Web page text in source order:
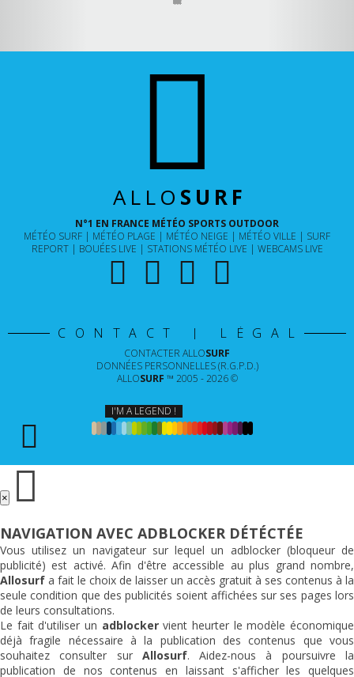
ALLO SURF
N°1 EN FRANCE MÉTÉO SPORTS OUTDOOR
MÉTÉO SURF
MÉTÉO PLAGE MÉTÉO NEIGE MÉTÉO VILLE
SURF
REPORT
BOUÉES LIVE STATIONS MÉTÉO LIVE WEBCAMS LIVE
CONTACT | LÉGAL
CONTACTER ALLOSURF
DONNÉES PERSONNELLES (R.G.P.D.)
ALLOSURF ™ 2005 - 2026 ©
I'M A LEGEND !
×
NAVIGATION AVEC ADBLOCKER DÉTÉCTÉE
Vous utilisez un navigateur sur lequel un adblocker (bloqueur de
publicité) est activé. Afin d'être accessible au plus grand nombre,
Allosurf a fait le choix de laisser un accès gratuit à ses contenus à la
seule condition que des publicités soient affichées sur ses pages lors
de leurs consultations.
Le fait d'utiliser un adblockervient heurter le modèle économique
déjà fragile nécessaire à la publication des contenus que vous
souhaitez consulter sur Allosurf. Aidez-nous à poursuivre la
publication de nos contenus en laissant s'afficher les quelques